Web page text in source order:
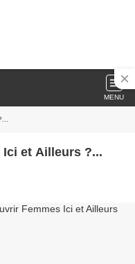
MENU
et Ailleurs ?...